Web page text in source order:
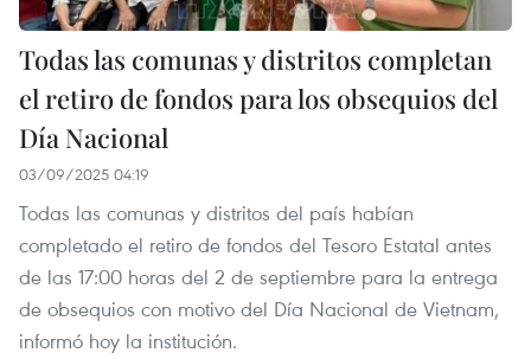
Todas las comunas y distritos completan
el retiro de fondos para los obsequios del
Día Nacional
03/09/2025 04:19
Todas las comunas y distritos del país habían
completado el retiro de fondos del Tesoro Estatal antes
de las 17:00 horas del 2 de septiembre para la entrega
de obsequios con motivo del Día Nacional de Vietnam,
informó hoy la institución.